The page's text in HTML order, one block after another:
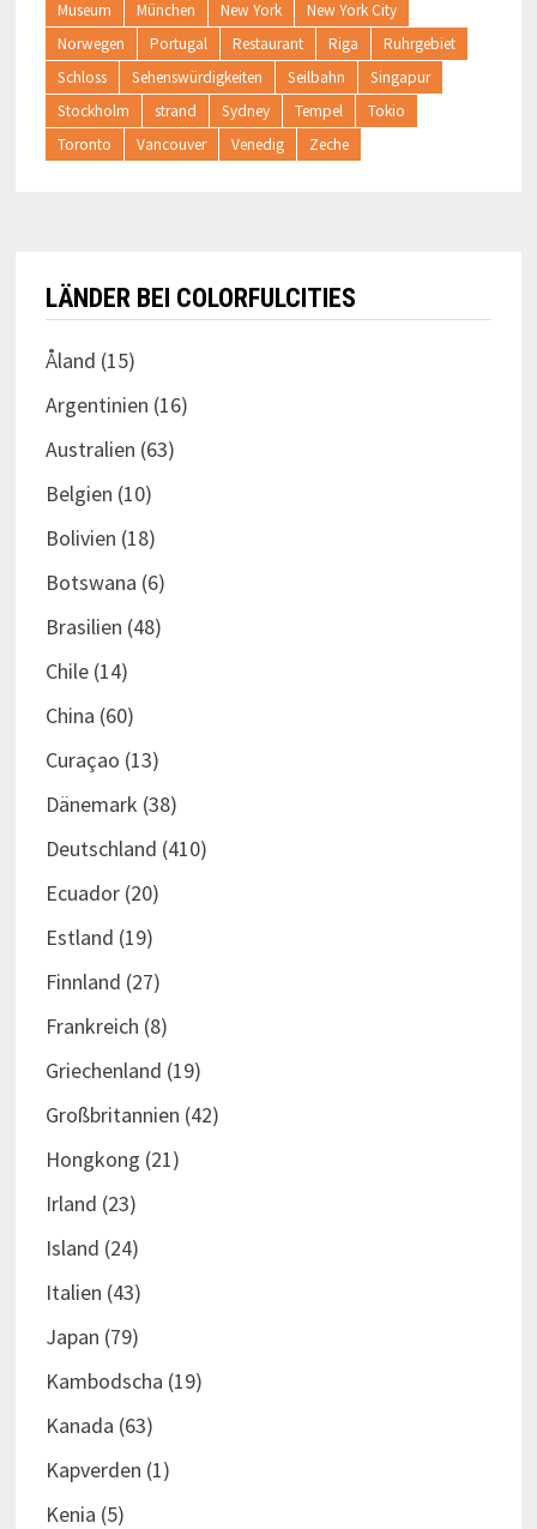
Museum München New York
New York City
Norwegen
Portugal Restaurant Riga
Ruhrgebiet
Schloss
Sehenswürdigkeiten Seilbahn
Singapur
Stockholm
strand Sydney Tempel
Tokio
Toronto
Vancouver Venedig Zeche
LÄNDER BEI COLORFULCITIES
Åland (15)
Argentinien (16)
Australien (63)
Belgien (10)
Bolivien (18)
Botswana (6)
Brasilien (48)
Chile(14)
China (60)
Curaçao (13)
Dänemark (38)
Deutschland (410)
Ecuador(20)
Estland (19)
Finnland (27)
Frankreich (8)
Griechenland (19)
Großbritannien (42)
Hongkong (21)
Irland (23)
Island (24)
Italien (43)
Japan (79)
Kambodscha (19)
Kanada (63)
Kapverden (1)
Kenia (5)